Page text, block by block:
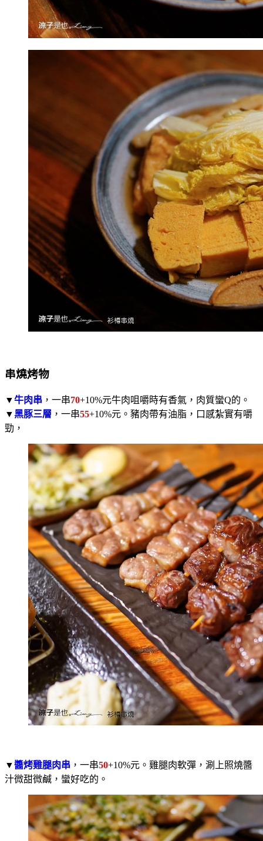
串燒烤物
▼牛肉串 ，一串70+10%元牛肉咀嚼時有香氣，肉質蠻Q的。
▼黑豚三層 ，一串55+10%元。豬肉帶有油脂，口感紮實有嚼
勁，
▼醬烤雞腿肉串 ，一串50+10%元。雞腿肉軟彈，涮上照燒醬
汁微甜微鹹，蠻好吃的。